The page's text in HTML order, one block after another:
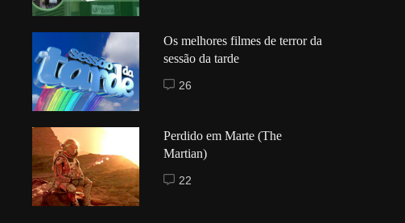
Os melhores filmes de terror da
sessão da tarde
26
Perdido em Marte (The
Martian)
22